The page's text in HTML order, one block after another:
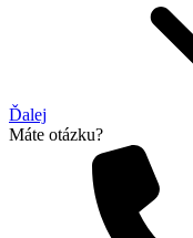
Ďalej
Máte otázku?